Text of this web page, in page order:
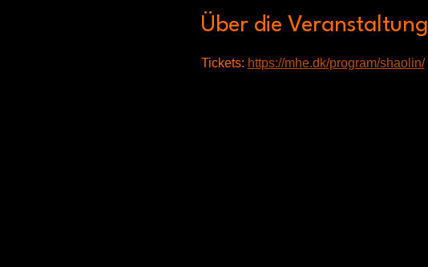
Über die Veranstaltung
Tickets: https://mhe.dk/program/shaolin/